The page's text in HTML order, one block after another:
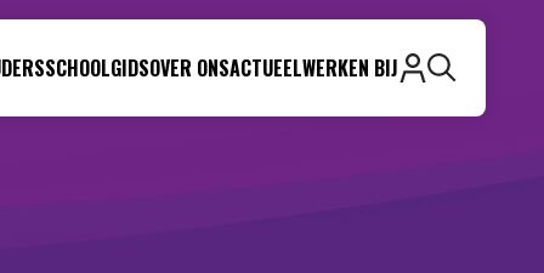
SCHOOLGIDSOVER ONSACTUEELWERKEN BIJ
Zoeken